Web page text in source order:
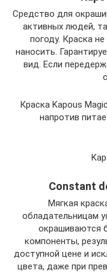
Средство для
активных людей,
погоду. Краска
наносить.
вид. Если
Краска Kapous
напротив
Constant
Мягкая
обладательницам
окрашиваются
компоненты,
доступной цене и
цвета, даже при